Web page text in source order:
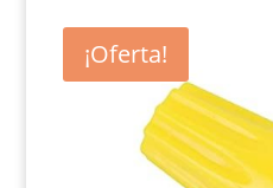
¡Oferta!